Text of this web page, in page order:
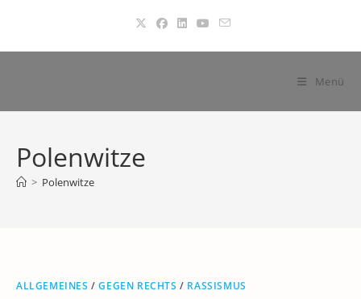
springen
Menü
Polenwitze
> Polenwitze
ALLGEMEINES /GEGEN RECHTS / RASSISMUS